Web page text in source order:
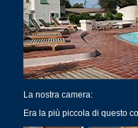
La nostra camera:
Era la più piccola di questo